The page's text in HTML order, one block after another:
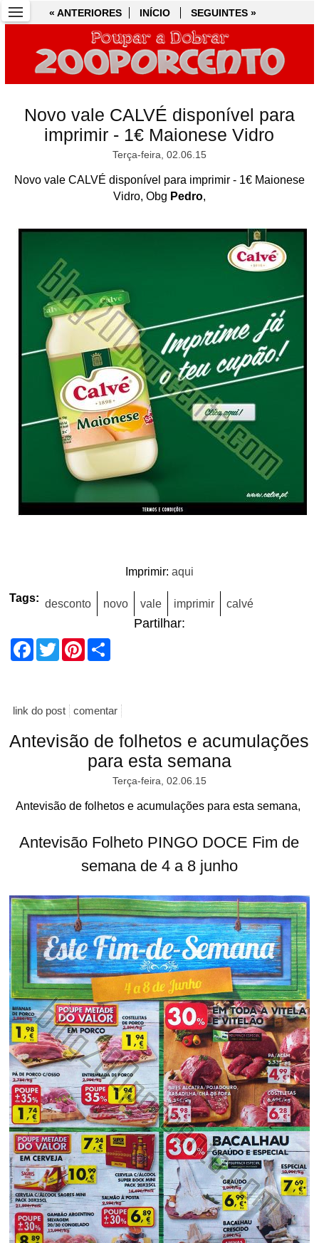
« ANTERIORES INÍCIO SEGUINTES »
Novo vale CALVÉ disponível para
imprimir - 1€ Maionese Vidro
Terça-feira, 02.06.15
Novo vale CALVÉ disponível para imprimir - 1€ Maionese
Vidro, Obg Pedro,
Imprimir: aqui
Tags: desconto novo vale imprimir calvé
Partilhar:
Facebook
TwitterPinterest
link do post comentar
Antevisão de folhetos e acumulações
para esta semana
Terça-feira, 02.06.15
Antevisão de folhetos e acumulações para esta semana,
Antevisão Folheto PINGO DOCE Fim de
semana de 4 a 8 junho
« ANTERIORES INÍCIO SEGUINTES »